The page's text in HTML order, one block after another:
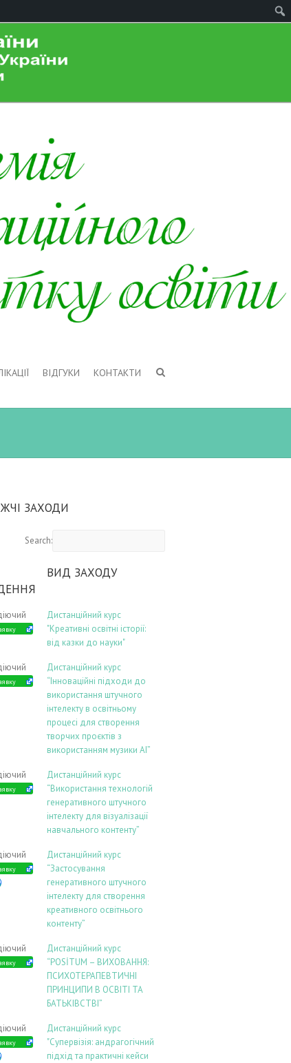
ВІДГУКИ КОНТАКТИ
ЗАХОДИ
Search:
ВИД ЗАХОДУ
Дистанційний курс
"Креативні освітні історії:
від казки до науки"
Дистанційний курс
“Інноваційні підходи до
використання штучного
інтелекту в освітньому
процесі для створення
творчих проєктів з
використанням музики АІ”
Дистанційний курс
“Використання технологій
генеративного штучного
інтелекту для візуалізації
навчального контенту”
Дистанційний курс
“Застосування
генеративного штучного
інтелекту для створення
креативного освітнього
контенту”
Дистанційний курс
“POSİTUM – ВИХОВАННЯ:
ПСИХОТЕРАПЕВТИЧНІ
ПРИНЦИПИ В ОСВІТІ ТА
БАТЬКІВСТВІ”
Дистанційний курс
"Супервізія: андрагогічний
підхід та практичні кейси